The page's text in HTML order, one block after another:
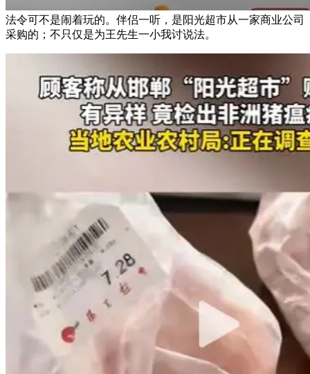
法令可不是闹着玩的。伴侣一听，是阳光超市从一家商业公司
采购的；不只仅是为王先生一小我讨说法。